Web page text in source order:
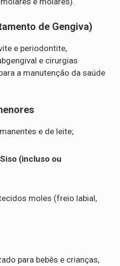
de Gengiva)
e periodontite,
e cirurgias
a manutenção da saúde
e de leite;
(incluso ou
moles (freio labial,
para bebês e crianças,